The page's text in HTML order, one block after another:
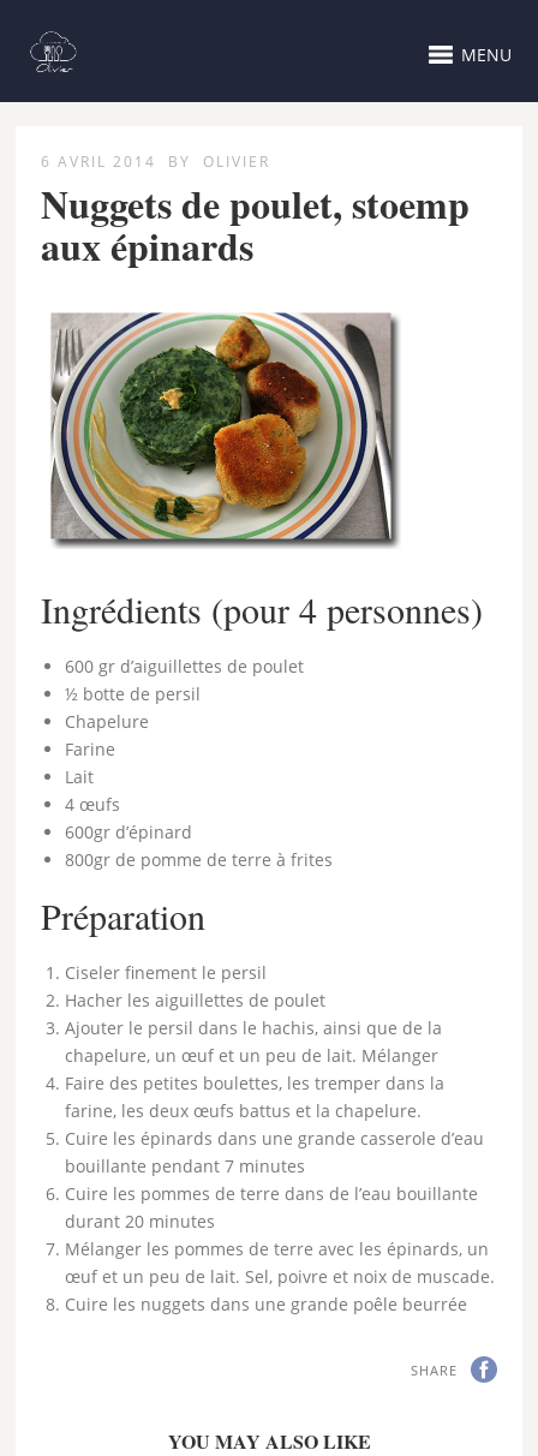
MENU
6 AVRIL 2014 BY OLIVIER
Nuggets de poulet, stoemp
aux épinards
Ingrédients (pour 4 personnes)
600 gr d’aiguillettes de poulet
½ botte de persil
Chapelure
Farine
Lait
4 œufs
600gr d’épinard
800gr de pomme de terre à frites
Préparation
Ciseler finement le persil
Hacher les aiguillettes de poulet
Ajouter le persil dans le hachis, ainsi que de la
chapelure, un œuf et un peu de lait. Mélanger
Faire des petites boulettes, les tremper dans la
farine, les deux œufs battus et la chapelure.
Cuire les épinards dans une grande casserole d’eau
bouillante pendant 7 minutes
Cuire les pommes de terre dans de l’eau bouillante
durant 20 minutes
Mélanger les pommes de terre avec les épinards, un
œuf et un peu de lait. Sel, poivre et noix de muscade.
Cuire les nuggets dans une grande poêle beurrée
SHARE
YOU MAY ALSO LIKE